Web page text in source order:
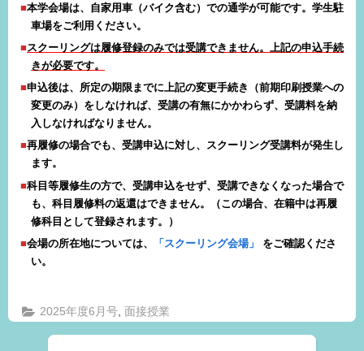
本学会場は、自家用車（バイク含む）での通学が可能です。学生駐
車場をご利用ください。
スクーリングは履修登録のみでは受講できません。上記の申込手続
きが必要です。
申込後は、所定の期限までに上記の変更手続き
（前期印刷授業への
変更のみ） をしなければ、受講の有無にかかわらず、受講料を納
入しなければなりません。
再履修の場合でも、受講申込に対し、スクーリング受講料が発生し
ます。
科目等履修生の方で、受講申込をせず、受講できなくなった場合で
も、科目履修料の返還はできません。
（この場合、在籍中は再履
修科目として登録されます。）
会場の所在地については、
「スクーリング会場」
をご確認くださ
い。
2025年度6月号 ,面接授業